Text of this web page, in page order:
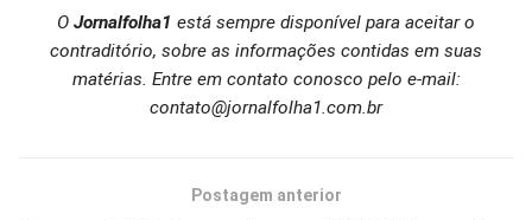
O Jornalfolha1 está sempre disponível para aceitar o
contraditório, sobre as informações contidas em suas
matérias. Entre em contato conosco pelo e-mail:
contato@jornalfolha1.com.br
Postagem anterior